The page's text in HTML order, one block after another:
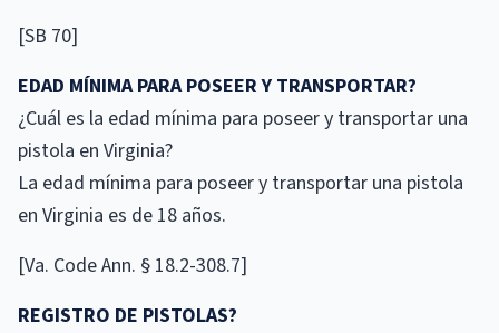
[SB 70]
EDAD MÍNIMA PARA POSEER Y TRANSPORTAR?
¿Cuál es la edad mínima para poseer y transportar una
pistola en Virginia?
La edad mínima para poseer y transportar una pistola
en Virginia es de 18 años.
[Va. Code Ann. § 18.2-308.7]
REGISTRO DE PISTOLAS?